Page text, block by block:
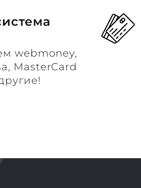
webmoney,
MasterCard